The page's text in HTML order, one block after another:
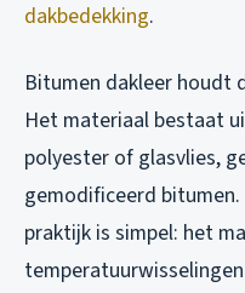
dakbedekking.
Bitumen dakleer houdt
Het materiaal bestaat
polyester of glasvlies,
gemodificeerd
praktijk is simpel: het